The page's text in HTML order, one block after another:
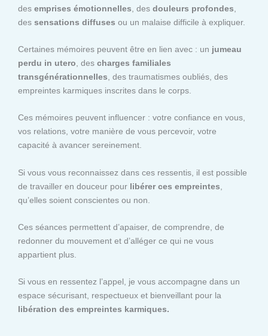
des emprises émotionnelles , des douleurs profondes
des sensations diffuses ou un malaise difficile à expliquer.
Certaines mémoires peuvent être en lien avec : un jumeau
perdu in utero , des charges familiales
transgénérationnelles , des traumatismes oubliés, des
empreintes karmiques inscrites dans le corps.
Ces mémoires peuvent influencer : votre confiance en vous,
vos relations, votre manière de vous percevoir, votre
capacité à avancer sereinement.
Si vous vous reconnaissez dans ces ressentis, il est possible
de travailler en douceur pour libérer ces empreintes
qu’elles soient conscientes ou non.
Ces séances permettent d’apaiser, de comprendre, de
redonner du mouvement et d’alléger ce qui ne vous
appartient plus.
Si vous en ressentez l’appel, je vous accompagne dans un
espace sécurisant, respectueux et bienveillant pour la
libération des empreintes karmiques.